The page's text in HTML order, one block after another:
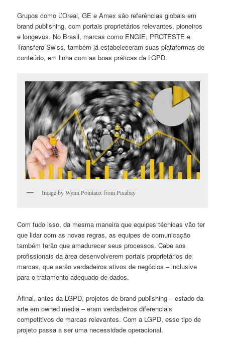
Grupos como L’Oreal, GE e Amex são referências globais em
brand publishing, com portais proprietários relevantes, pioneiros
e longevos. No Brasil, marcas como ENGIE, PROTESTE e
Transfero Swiss, também já estabeleceram suas plataformas de
conteúdo, em linha com as boas práticas da LGPD.
Image by Wynn Pointaux from Pixabay
Com tudo isso, da mesma maneira que equipes técnicas vão ter
que lidar com as novas regras, as equipes de comunicação
também terão que amadurecer seus processos. Cabe aos
profissionais da área desenvolverem portais proprietários de
marcas, que serão verdadeiros ativos de negócios – inclusive
para o tratamento adequado de dados.
Afinal, antes da LGPD, projetos de brand publishing – estado da
arte em owned media – eram verdadeiros diferenciais
competitivos de marcas relevantes. Com a LGPD, esse tipo de
projeto passa a ser uma necessidade operacional.